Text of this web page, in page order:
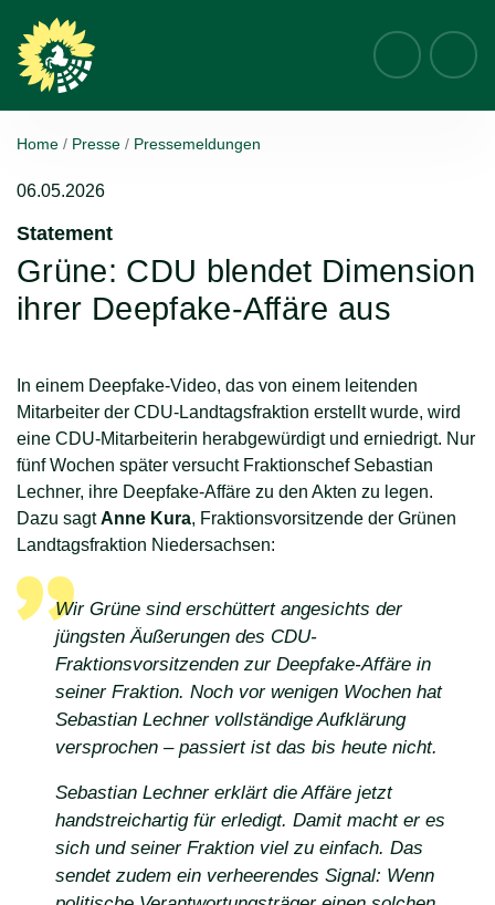
Suche
Home Presse Pressemeldungen
06.05.2026
Statement
:
Grüne: CDU blendet Dimension
ihrer Deepfake-Affäre aus
In einem Deepfake-Video, das von einem leitenden
Mitarbeiter der CDU-Landtagsfraktion erstellt wurde, wird
eine CDU-Mitarbeiterin herabgewürdigt und erniedrigt. Nur
fünf Wochen später versucht Fraktionschef Sebastian
Lechner, ihre Deepfake-Affäre zu den Akten zu legen.
Dazu sagtAnne Kura, Fraktionsvorsitzende der Grünen
Landtagsfraktion Niedersachsen:
Wir Grüne sind erschüttert angesichts der
jüngsten Äußerungen des CDU-
Fraktionsvorsitzenden zur Deepfake-Affäre in
seiner Fraktion. Noch vor wenigen Wochen hat
Sebastian Lechner vollständige Aufklärung
versprochen – passiert ist das bis heute nicht.
Sebastian Lechner erklärt die Affäre jetzt
handstreichartig für erledigt. Damit macht er es
sich und seiner Fraktion viel zu einfach. Das
sendet zudem ein verheerendes Signal: Wenn